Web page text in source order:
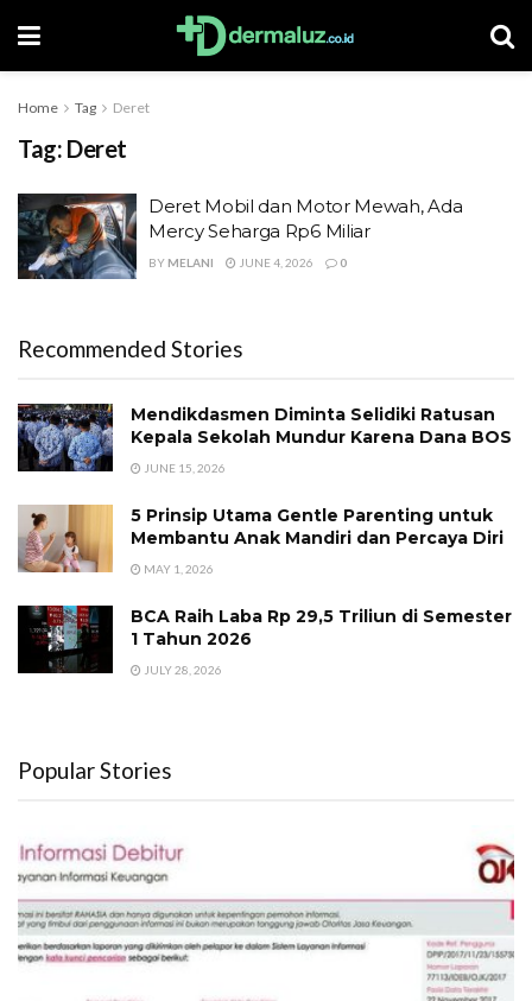
Home Tag Deret
Tag: Deret
Deret Mobil dan Motor Mewah, Ada
Mercy Seharga Rp6 Miliar
BY MELANI JUNE 4, 2026 0
Recommended Stories
Mendikdasmen Diminta Selidiki Ratusan
Kepala Sekolah Mundur Karena Dana BOS
JUNE 15, 2026
5 Prinsip Utama Gentle Parenting untuk
Membantu Anak Mandiri dan Percaya Diri
MAY 1, 2026
BCA Raih Laba Rp 29,5 Triliun di Semester
1 Tahun 2026
JULY 28, 2026
Popular Stories